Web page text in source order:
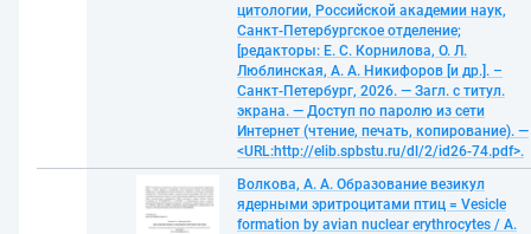
цитологии, Российской академии наук,
Санкт-Петербургское отделение;
[редакторы: Е. С. Корнилова, О. Л.
Люблинская, А. А. Никифоров [и др.]. –
Санкт-Петербург, 2026. — Загл. с титул.
экрана. — Доступ по паролю из сети
Интернет (чтение, печать, копирование). —
<URL:http://elib.spbstu.ru/dl/2/id26-74.pdf>.
Волкова, А. А. Образование везикул
ядерными эритроцитами птиц = Vesicle
formation by avian nuclear erythrocytes / А.